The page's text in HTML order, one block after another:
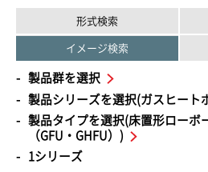
形式検索
イメージ検索
製品群を選択
製品シリーズを選択(ガスヒート
製品タイプを選択(床置形ローボ
（GFU・GHFU）)
1シリーズ